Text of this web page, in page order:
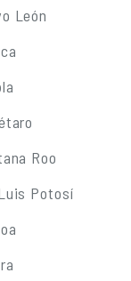
León
Roo
Potosí